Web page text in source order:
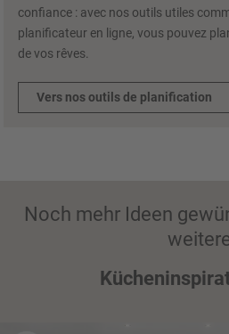
confiance : avec nos outils utiles
planificateur en ligne, vous pouvez
de vos rêves.
Vers nos outils de planification
Noch mehr Ideen